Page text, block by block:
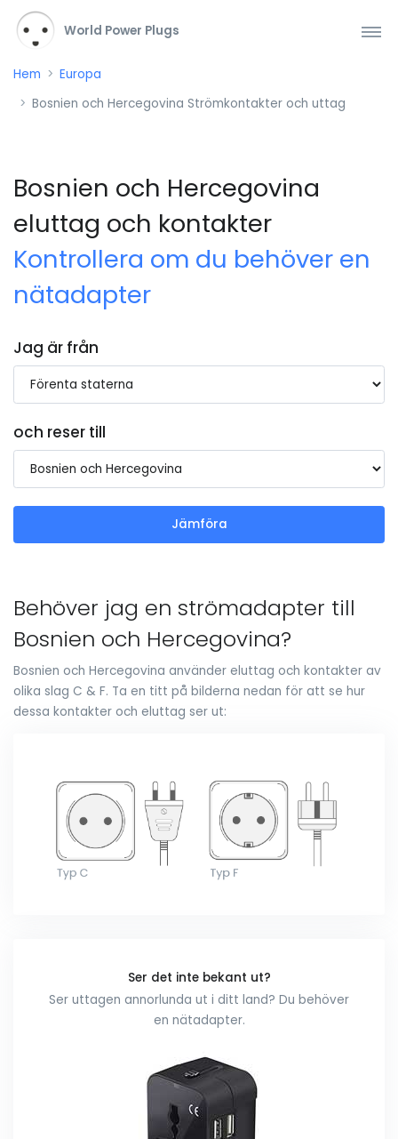
World Power Plugs
Hem
Europa
Bosnien och Hercegovina Strömkontakter och uttag
Bosnien och Hercegovina
eluttag och kontakter
Kontrollera om du behöver en
nätadapter
Jag är från
och reser till
Jämföra
Behöver jag en strömadapter till
Bosnien och Hercegovina?
Bosnien och Hercegovina använder eluttag och kontakter av
olika slag C & F. Ta en titt på bilderna nedan för att se hur
dessa kontakter och eluttag ser ut:
Ser det inte bekant ut?
Ser uttagen annorlunda ut i ditt land? Du behöver
en nätadapter.